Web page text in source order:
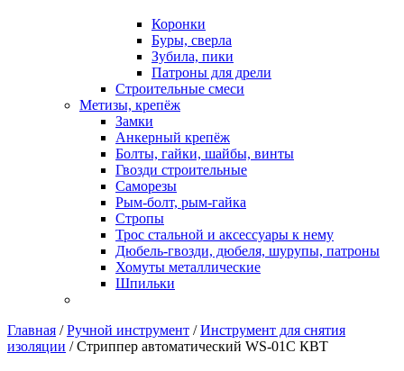
Коронки
Буры, сверла
Зубила, пики
Патроны для дрели
Строительные смеси
Метизы, крепёж
Замки
Анкерный крепёж
Болты, гайки, шайбы, винты
Гвозди строительные
Саморезы
Рым-болт, рым-гайка
Стропы
Трос стальной и аксессуары к нему
Дюбель-гвозди, дюбеля, шурупы, патроны
Хомуты металлические
Шпильки
Главная /Ручной инструмент /Инструмент для снятия
изоляции /Стриппер автоматический WS-01C КВТ